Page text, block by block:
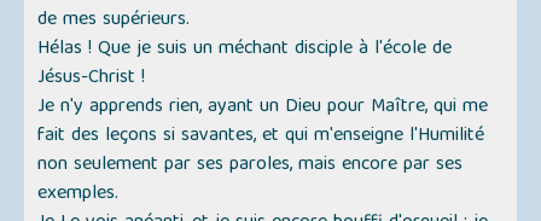
de mes supérieurs.
Hélas ! Que je suis un méchant disciple à l'école de
Jésus-Christ !
Je n'y apprends rien, ayant un Dieu pour Maître, qui me
fait des leçons si savantes, et qui m'enseigne l'Humilité
non seulement par ses paroles, mais encore par ses
exemples.